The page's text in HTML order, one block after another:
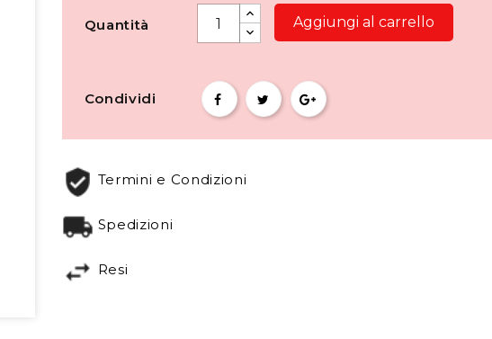
Quantità Aggiungi al carrello
Condividi
Termini e Condizioni
Spedizioni
Resi